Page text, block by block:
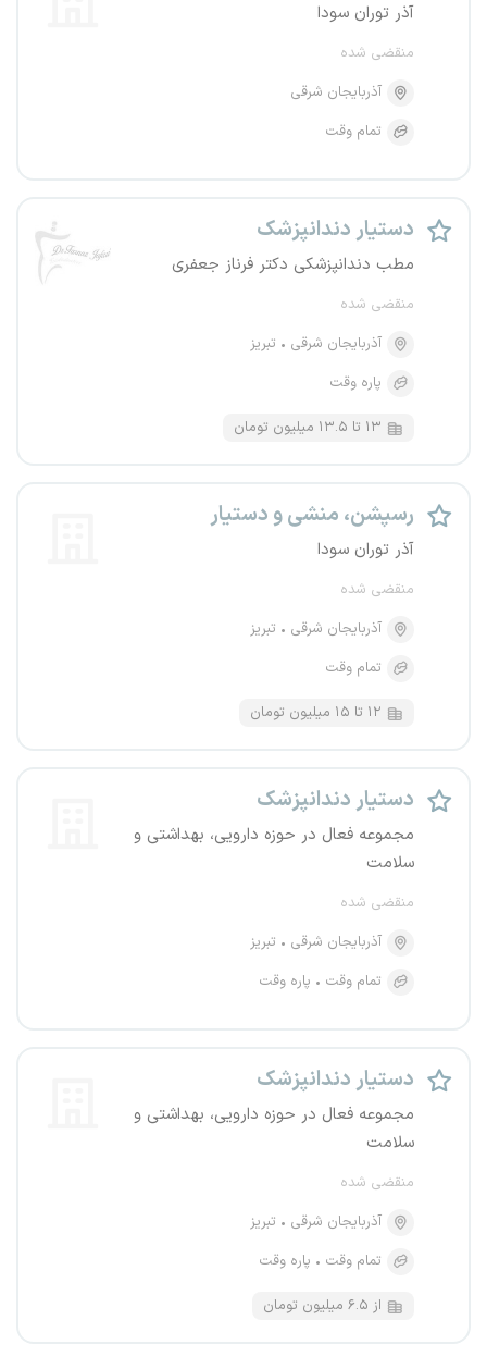
آذر توران سودا
منقضی شده
آذربایجان شرقی
تمام وقت
دستیار دندانپزشک
مطب دندانپزشکی دکتر فرناز جعفری
منقضی شده
آذربایجان شرقی
تبریز
پاره وقت
۱۳ تا ۱۳.۵ میلیون تومان
رسپشن، منشی و دستیار
آذر توران سودا
منقضی شده
آذربایجان شرقی
تبریز
تمام وقت
۱۲ تا ۱۵ میلیون تومان
دستیار دندانپزشک
مجموعه فعال در حوزه دارویی، بهداشتی و
سلامت
منقضی شده
آذربایجان شرقی
تبریز
تمام وقت
پاره وقت
دستیار دندانپزشک
مجموعه فعال در حوزه دارویی، بهداشتی و
سلامت
منقضی شده
آذربایجان شرقی
تبریز
تمام وقت
پاره وقت
از ۶.۵ میلیون تومان